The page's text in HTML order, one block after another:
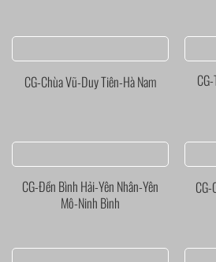
CG-Chùa Vũ-Duy Tiên-Hà Nam
CG-Đền Bình Hải-Yên Nhân-Yên
Mô-Ninh Bình